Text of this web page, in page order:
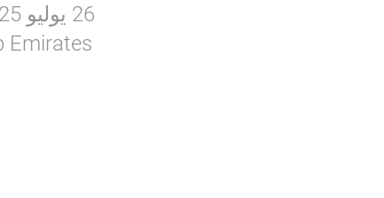
26 يوليو 2025، 9:00 ص غرينتش+4 – 27 يوليو 2025، 3:30 م غرينتش+4
Emirates